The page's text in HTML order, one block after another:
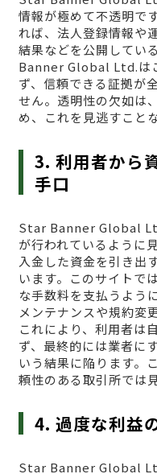
情報が極めて不透明で
れば、法人登録情報や
結果などを公開してい
Banner Global Ltd.は
ず、信頼できる証拠が
せん。透明性の欠如は
め、これを見逃すこと
3. 利用者から
手口
Star Banner Global
が行われているように
入金した資金を引き出
います。このサイトで
な手数料を支払うよう
メンテナンスや規約変
これにより、利用者は
ず、最終的には業者に
いう結果に陥ります。
頼性のある取引所では
4. 過度な利益
Star Banner Global